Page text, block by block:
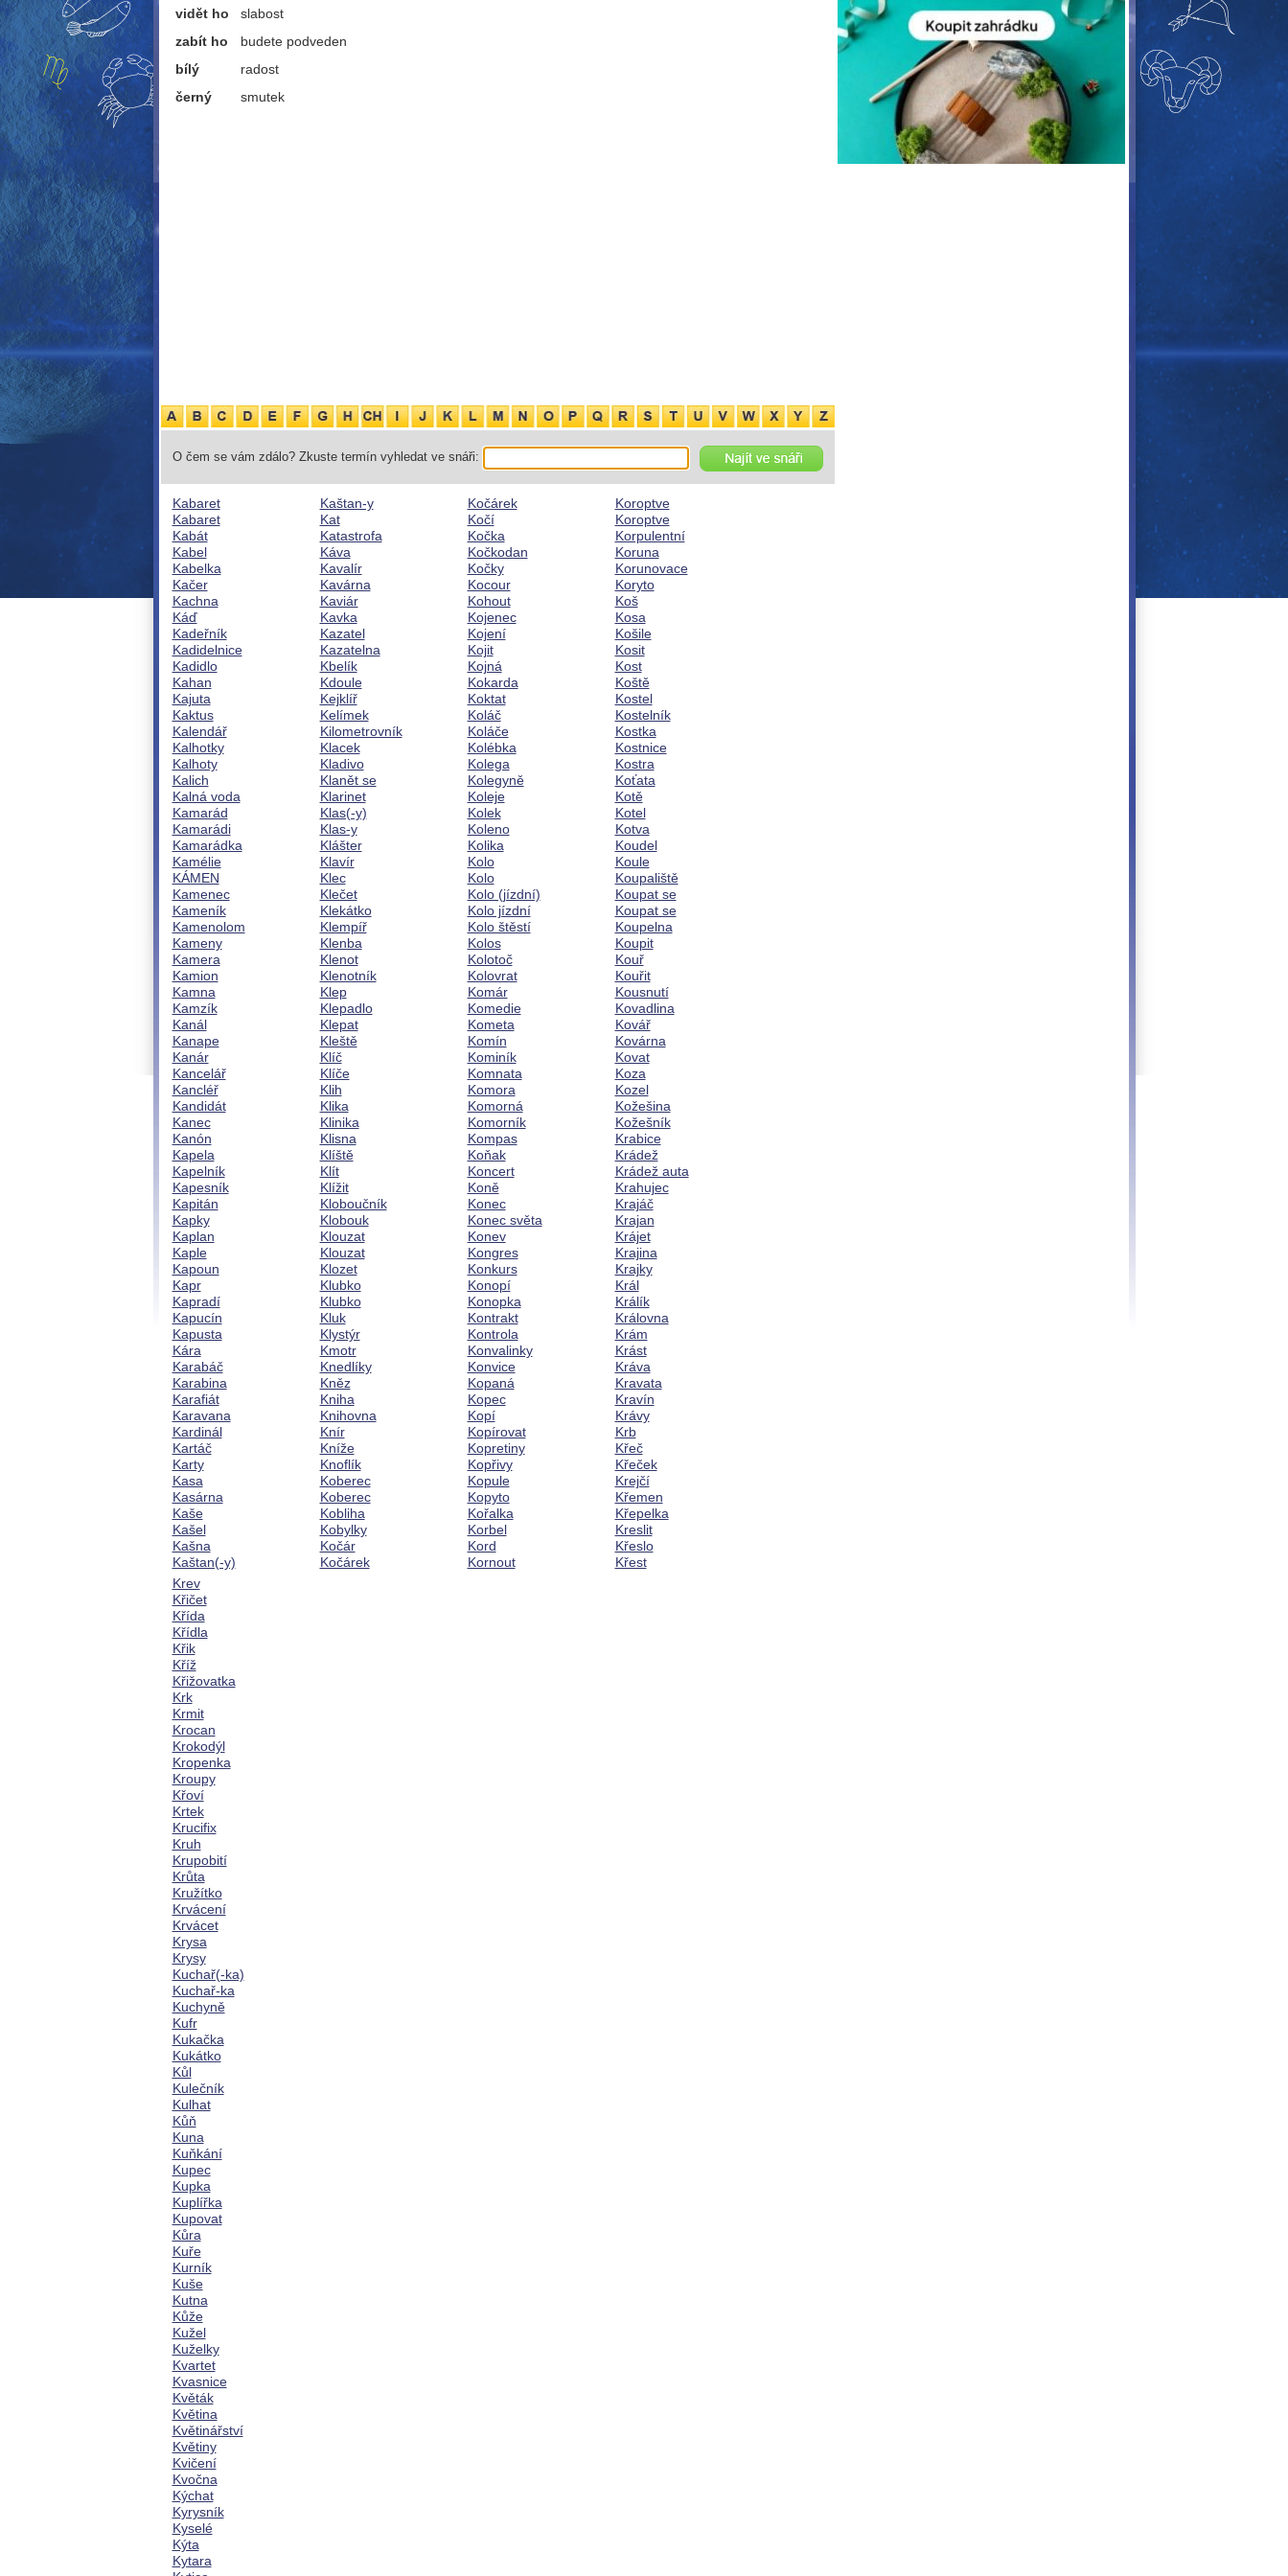
vidět ho
slabost
zabít ho
budete podveden
bílý
radost
černý
smutek
O čem se vám zdálo? Zkuste termín vyhledat ve snáři:
Kabaret
Kabaret
Kabát
Kabel
Kabelka
Kačer
Kachna
Káď
Kadeřník
Kadidelnice
Kadidlo
Kahan
Kajuta
Kaktus
Kalendář
Kalhotky
Kalhoty
Kalich
Kalná voda
Kamarád
Kamarádi
Kamarádka
Kamélie
KÁMEN
Kamenec
Kameník
Kamenolom
Kameny
Kamera
Kamion
Kamna
Kamzík
Kanál
Kanape
Kanár
Kancelář
Kancléř
Kandidát
Kanec
Kanón
Kapela
Kapelník
Kapesník
Kapitán
Kapky
Kaplan
Kaple
Kapoun
Kapr
Kapradí
Kapucín
Kapusta
Kára
Karabáč
Karabina
Karafiát
Karavana
Kardinál
Kartáč
Karty
Kasa
Kasárna
Kaše
Kašel
Kašna
Kaštan(-y)
Kaštan-y
Kat
Katastrofa
Káva
Kavalír
Kavárna
Kaviár
Kavka
Kazatel
Kazatelna
Kbelík
Kdoule
Kejklíř
Kelímek
Kilometrovník
Klacek
Kladivo
Klanět se
Klarinet
Klas(-y)
Klas-y
Klášter
Klavír
Klec
Klečet
Klekátko
Klempíř
Klenba
Klenot
Klenotník
Klep
Klepadlo
Klepat
Kleště
Klíč
Klíče
Klih
Klika
Klinika
Klisna
Klíště
Klít
Klížit
Kloboučník
Klobouk
Klouzat
Klouzat
Klozet
Klubko
Klubko
Kluk
Klystýr
Kmotr
Knedlíky
Kněz
Kniha
Knihovna
Knír
Kníže
Knoflík
Koberec
Koberec
Kobliha
Kobylky
Kočár
Kočárek
Kočárek
Kočí
Kočka
Kočkodan
Kočky
Kocour
Kohout
Kojenec
Kojení
Kojit
Kojná
Kokarda
Koktat
Koláč
Koláče
Kolébka
Kolega
Kolegyně
Koleje
Kolek
Koleno
Kolika
Kolo
Kolo
Kolo (jízdní)
Kolo jízdní
Kolo štěstí
Kolos
Kolotoč
Kolovrat
Komár
Komedie
Kometa
Komín
Kominík
Komnata
Komora
Komorná
Komorník
Kompas
Koňak
Koncert
Koně
Konec
Konec světa
Konev
Kongres
Konkurs
Konopí
Konopka
Kontrakt
Kontrola
Konvalinky
Konvice
Kopaná
Kopec
Kopí
Kopírovat
Kopretiny
Kopřivy
Kopule
Kopyto
Kořalka
Korbel
Kord
Kornout
Koroptve
Koroptve
Korpulentní
Koruna
Korunovace
Koryto
Koš
Kosa
Košile
Kosit
Kost
Koště
Kostel
Kostelník
Kostka
Kostnice
Kostra
Koťata
Kotě
Kotel
Kotva
Koudel
Koule
Koupaliště
Koupat se
Koupat se
Koupelna
Koupit
Kouř
Kouřit
Kousnutí
Kovadlina
Kovář
Kovárna
Kovat
Koza
Kozel
Kožešina
Kožešník
Krabice
Krádež
Krádež auta
Krahujec
Krajáč
Krajan
Krájet
Krajina
Krajky
Král
Králík
Královna
Krám
Krást
Kráva
Kravata
Kravín
Krávy
Krb
Křeč
Křeček
Krejčí
Křemen
Křepelka
Kreslit
Křeslo
Křest
Krev
Křičet
Křída
Křídla
Křik
Kříž
Křižovatka
Krk
Krmit
Krocan
Krokodýl
Kropenka
Kroupy
Křoví
Krtek
Krucifix
Kruh
Krupobití
Krůta
Kružítko
Krvácení
Krvácet
Krysa
Krysy
Kuchař(-ka)
Kuchař-ka
Kuchyně
Kufr
Kukačka
Kukátko
Kůl
Kulečník
Kulhat
Kůň
Kuna
Kuňkání
Kupec
Kupka
Kuplířka
Kupovat
Kůra
Kuře
Kurník
Kuše
Kutna
Kůže
Kužel
Kuželky
Kvartet
Kvasnice
Květák
Květina
Květinářství
Květiny
Kvičení
Kvočna
Kýchat
Kyrysník
Kyselé
Kýta
Kytara